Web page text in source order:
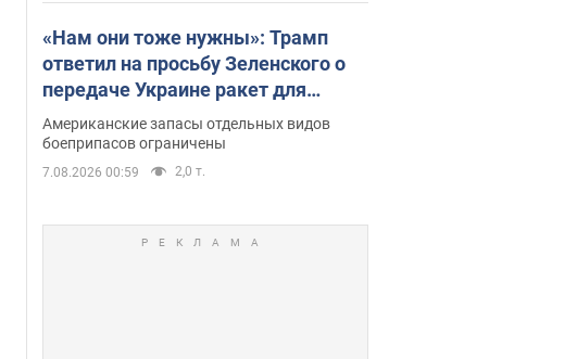
«Нам они тоже нужны»: Трамп
ответил на просьбу Зеленского о
передаче Украине ракет для
Patriot
Американские запасы отдельных видов
боеприпасов ограничены
7.08.2026 00:59 2,0 т.